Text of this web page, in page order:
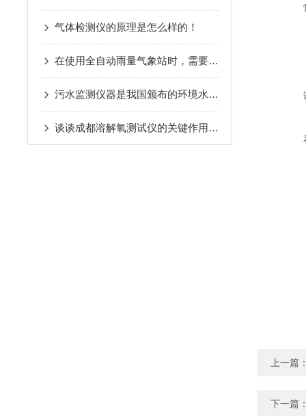
气体检测仪的原理是怎么样的！
在使用全自动雨量气象站时，需要注意以下几个事项
污水监测仪器是我国颁布的环境水质标准的主要监测指标之一
谈谈成都溶解氧测试仪的关键作用及应用
上一篇
下一篇